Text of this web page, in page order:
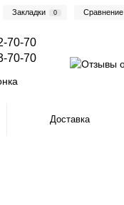
Закладки 0 Сравнение
70-70
70-70
Доставка